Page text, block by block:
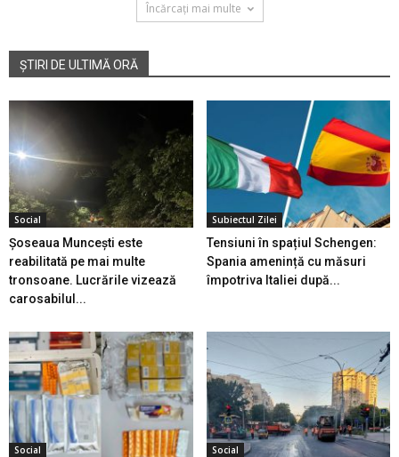
Încărcați mai multe
ȘTIRI DE ULTIMĂ ORĂ
Social
Șoseaua Muncești este
reabilitată pe mai multe
tronsoane. Lucrările vizează
carosabilul...
Subiectul Zilei
Tensiuni în spațiul Schengen:
Spania amenință cu măsuri
împotriva Italiei după...
Social Social